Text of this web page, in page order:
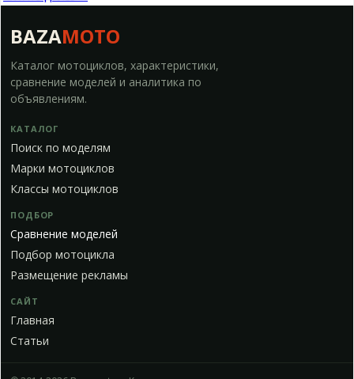
BAZAMOTO
Каталог мотоциклов, характеристики,
сравнение моделей и аналитика по
объявлениям.
КАТАЛОГ
Поиск по моделям
Марки мотоциклов
Классы мотоциклов
ПОДБОР
Сравнение моделей
Подбор мотоцикла
Размещение рекламы
САЙТ
Главная
Статьи